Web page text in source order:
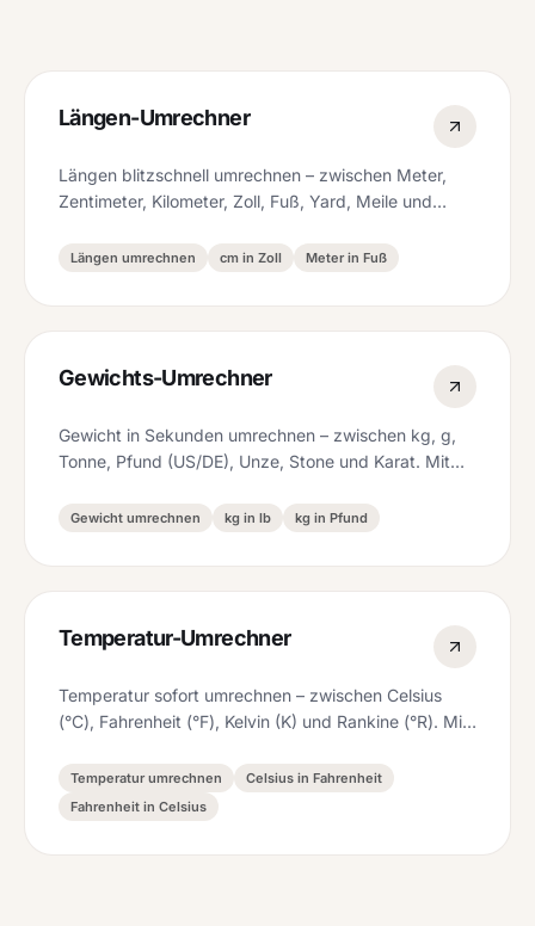
Längen-Umrechner
Längen blitzschnell umrechnen – zwischen Meter,
Zentimeter, Kilometer, Zoll, Fuß, Yard, Meile und
Längen umrechnen cm in Zoll Meter in Fuß
Gewichts-Umrechner
Gewicht in Sekunden umrechnen – zwischen kg, g,
Tonne, Pfund (US/DE), Unze, Stone und Karat. Mit
Gewicht umrechnen kg in lb kg in Pfund
Temperatur-Umrechner
Temperatur sofort umrechnen – zwischen Celsius
(°C), Fahrenheit (°F), Kelvin (K) und Rankine (°R). Mit
Temperatur umrechnen
Celsius in Fahrenheit
Fahrenheit in Celsius